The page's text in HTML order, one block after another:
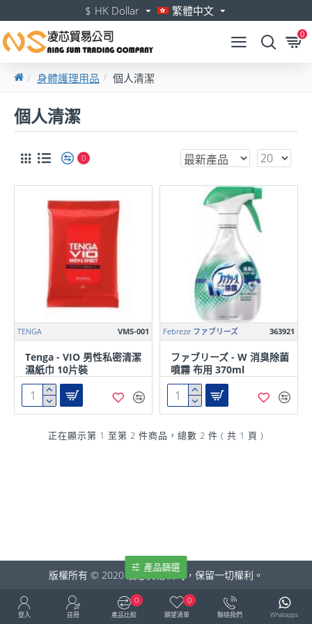
$ HK Dollar 繁體中文
0
身體護理用品 個人清潔
個人清潔
0
TENGA VMS-001
Tenga - VIO 男性私密清潔
濕紙巾 10片裝
Febreze ファブリーズ 363921
ファブリーズ - W 消臭除菌
噴霧 布用 370ml
正在顯示第 1 至第 2 件商品，總數 2 件 ( 共 1 頁 )
版權所有 © 2020 凌芯貿易公司，保留一切權利。
登入 註冊 產品比較
0
願望清單
0
聯絡我們 Whatapps
產品篩選